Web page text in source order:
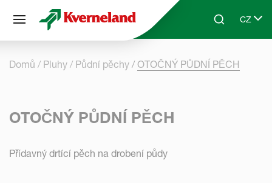
Skip to main contentSearchCZ
Select
Domů Pluhy Půdní pěchy OTOČNÝ PŮDNÍ PĚCH
OTOČNÝ PŮDNÍ PĚCH
Přídavný drtící pěch na drobení půdy
Panel pro správu cookies